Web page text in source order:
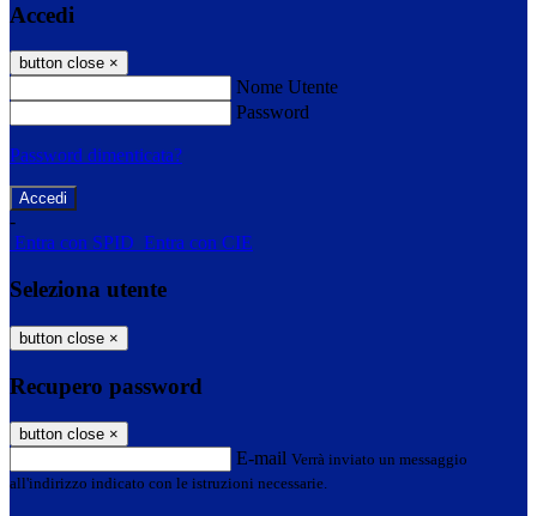
Accedi
button close ×
Nome Utente
Password
Password dimenticata?
-
Entra con SPID Entra con CIE
Seleziona utente
button close ×
Recupero password
button close ×
E-mail Verrà inviato un messaggio
all'indirizzo indicato con le istruzioni necessarie.